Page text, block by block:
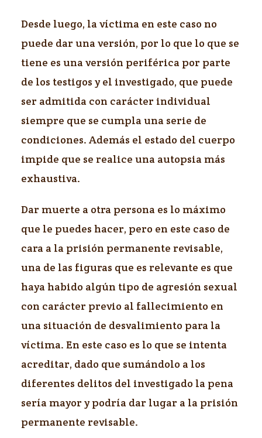
Desde luego, la víctima en este caso no
puede dar una versión, por lo que lo que se
tiene es una versión periférica por parte
de los testigos y el investigado, que puede
ser admitida con carácter individual
siempre que se cumpla una serie de
condiciones. Además el estado del cuerpo
impide que se realice una autopsia más
exhaustiva.
Dar muerte a otra persona es lo máximo
que le puedes hacer, pero en este caso de
cara a la prisión permanente revisable,
una de las figuras que es relevante es que
haya habido algún tipo de agresión sexual
con carácter previo al fallecimiento en
una situación de desvalimiento para la
víctima. En este caso es lo que se intenta
acreditar, dado que sumándolo a los
diferentes delitos del investigado la pena
sería mayor y podría dar lugar a la prisión
permanente revisable.